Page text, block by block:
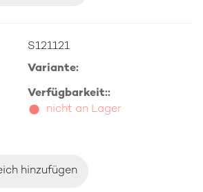
S121121
Variante:
Verfügbarkeit::
nicht an Lager
hinzufügen